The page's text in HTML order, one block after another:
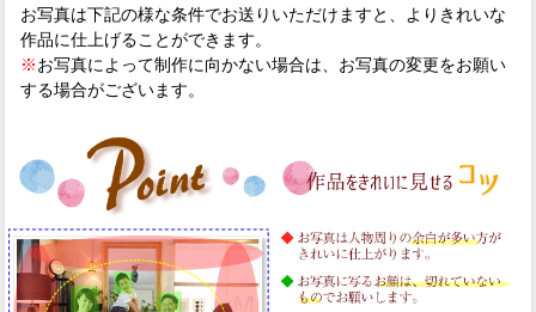
お写真は下記の様な条件でお送りいただけますと、よりきれいな
作品に仕上げることができます。
※お写真によって制作に向かない場合は、お写真の変更をお願い
する場合がございます。